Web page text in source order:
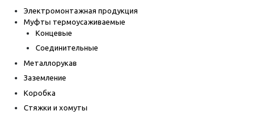
Электромонтажная продукция
Муфты термоусаживаемые
Концевые
Соединительные
Металлорукав
Заземление
Коробка
Стяжки и хомуты